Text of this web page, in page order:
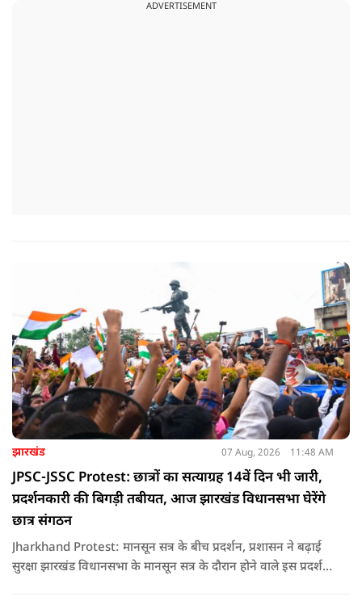
ADVERTISEMENT
झारखंड 07 Aug, 2026 11:48 AM
JPSC-JSSC Protest: छात्रों का सत्याग्रह 14वें दिन भी जारी,
प्रदर्शनकारी की बिगड़ी तबीयत, आज झारखंड विधानसभा घेरेंगे
छात्र संगठन
Jharkhand Protest: मानसून सत्र के बीच प्रदर्शन, प्रशासन ने बढ़ाई
सुरक्षा झारखंड विधानसभा के मानसून सत्र के दौरान होने वाले इस प्रदर्शन